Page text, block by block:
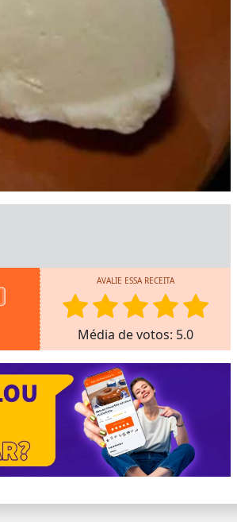
AVALIE ESSA RECEITA
Média de votos: 5.0